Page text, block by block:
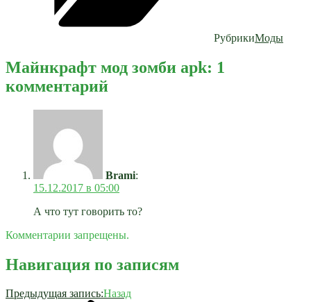
РубрикиМоды
Майнкрафт мод зомби apk: 1
комментарий
Brami:
15.12.2017 в 05:00
А что тут говорить то?
Комментарии запрещены.
Навигация по записям
Предыдущая запись:Назад